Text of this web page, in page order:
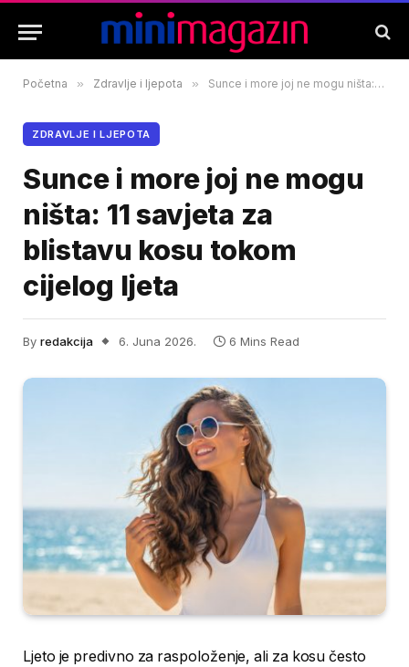
Početna » Zdravlje i ljepota » Sunce i more joj ne mogu ništa: 11 savjeta za blistavu kosu tokom cijelog ljeta
ZDRAVLJE I LJEPOTA
Sunce i more joj ne mogu
ništa: 11 savjeta za
blistavu kosu tokom
cijelog ljeta
By redakcija 6. Juna 2026. 6 Mins Read
Ljeto je predivno za raspoloženje, ali za kosu često